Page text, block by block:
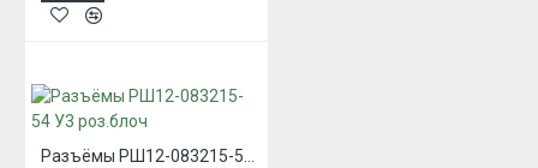
Разъёмы РШ12-083215-54 У3 роз.блоч